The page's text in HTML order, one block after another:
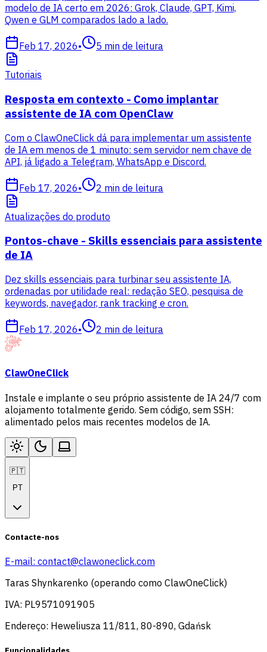
modelo de IA certo em 2026: Grok, Claude, GPT, Kimi,
Qwen e GLM comparados lado a lado.
Feb 17, 2026• 5 min de leitura
Tutoriais
Resposta em contexto - Como implantar
assistente de IA com OpenClaw
Com o ClawOneClick dá para implementar um assistente
de IA em menos de 1 minuto: sem servidor nem chave de
API, já ligado a Telegram, WhatsApp e Discord.
Feb 17, 2026• 2 min de leitura
Atualizações do produto
Pontos-chave - Skills essenciais para assistente
de IA
Dez skills essenciais para turbinar seu assistente IA,
ordenadas por utilidade real: redação SEO, pesquisa de
keywords, navegador, rank tracking e cron.
Feb 17, 2026• 2 min de leitura
ClawOneClick
Instale e implante o seu próprio assistente de IA 24/7 com
alojamento totalmente gerido. Sem código, sem SSH:
alimentado pelos mais recentes modelos de IA.
🇵🇹
PT
Contacte-nos
E-mail: contact@clawoneclick.com
Taras Shynkarenko (operando como ClawOneClick)
IVA: PL9571091905
Endereço: Heweliusza 11/811, 80-890, Gdańsk